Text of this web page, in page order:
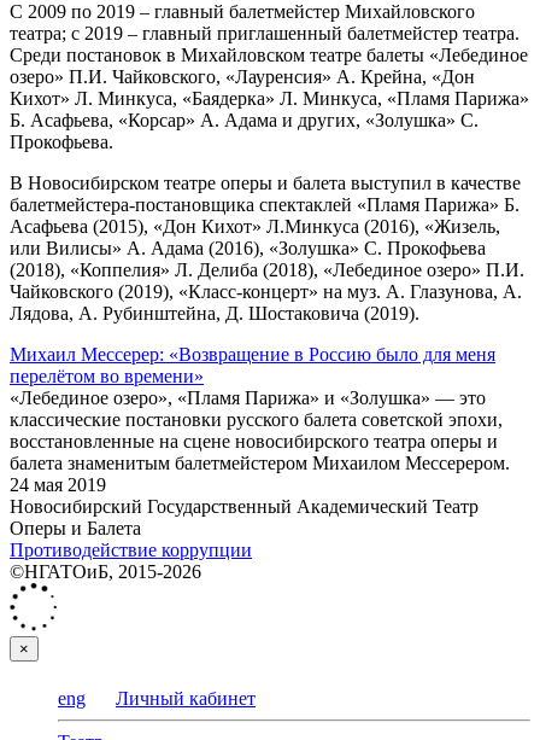
С 2009 по 2019 – главный балетмейстер Михайловского
театра; с 2019 – главный приглашенный балетмейстер театра.
Среди постановок в Михайловском театре балеты «Лебединое
озеро» П.И. Чайковского, «Лауренсия» А. Крейна, «Дон
Кихот» Л. Минкуса, «Баядерка» Л. Минкуса, «Пламя Парижа»
Б. Асафьева, «Корсар» А. Адама и других, «Золушка» С.
Прокофьева.
В Новосибирском театре оперы и балета выступил в качестве
балетмейстера-постановщика спектаклей «Пламя Парижа» Б.
Асафьева (2015), «Дон Кихот» Л.Минкуса (2016), «Жизель,
или Вилисы» А. Адама (2016), «Золушка» С. Прокофьева
(2018), «Коппелия» Л. Делиба (2018), «Лебединое озеро» П.И.
Чайковского (2019), «Класс-концерт» на муз. А. Глазунова, А.
Лядова, А. Рубинштейна, Д. Шостаковича (2019).
Михаил Мессерер: «Возвращение в Россию было для меня
перелётом во времени»
«Лебединое озеро», «Пламя Парижа» и «Золушка» — это
классические постановки русского балета советской эпохи,
восстановленные на сцене новосибирского театра оперы и
балета знаменитым балетмейстером Михаилом Мессерером.
24 мая 2019
Новосибирский Государственный Академический Театр
Оперы и Балета
Противодействие коррупции
©НГАТОиБ, 2015-2026
×
eng Личный кабинет